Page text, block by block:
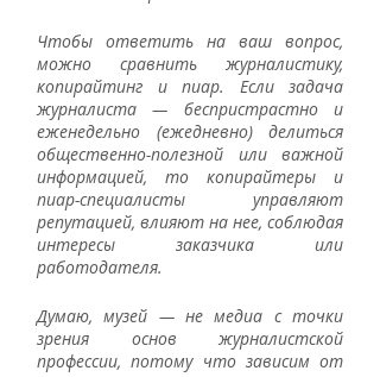
Чтобы ответить на ваш вопрос,
можно сравнить журналистику,
копирайтинг и пиар. Если задача
журналиста — беспристрастно и
еженедельно (ежедневно) делиться
общественно-полезной или важной
информацией, то копирайтеры и
пиар-специалисты управляют
репутацией, влияют на нее, соблюдая
интересы заказчика или
работодателя.
Думаю, музей — не медиа с точки
зрения основ журналистской
профессии, потому что зависим от